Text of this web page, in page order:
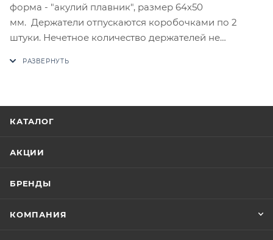
форма - "акулий плавник", размер 64х50
мм. Держатели отпускаются коробочками по 2
штуки. Нечетное количество держателей не
окончательными. После оформления заказа
заказ был получен.
Конечная цена будет отображена в высланном
КАТАЛОГ
АКЦИИ
БРЕНДЫ
КОМПАНИЯ